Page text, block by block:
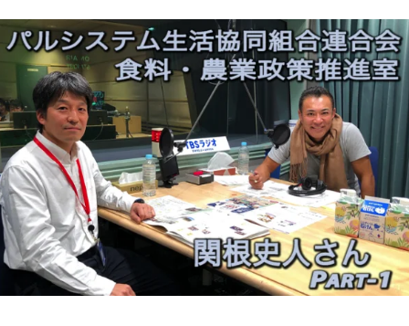
お知らせ
イベント・グッズ
YouTube
会社情報